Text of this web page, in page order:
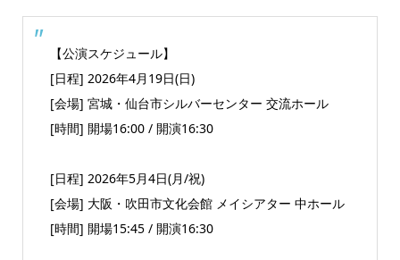
【公演スケジュール】
[日程] 2026年4月19日(日)
[会場] 宮城・仙台市シルバーセンター 交流ホール
[時間] 開場16:00 / 開演16:30
[日程] 2026年5月4日(月/祝)
[会場] 大阪・吹田市文化会館 メイシアター 中ホール
[時間] 開場15:45 / 開演16:30